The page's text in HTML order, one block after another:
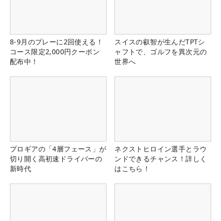
8-9月のプレーに2回使える！
コース限定2,000円クーポン
配布中！
スイスの叡智が生んだTPTシ
ャフトで、ゴルフを異次元の
世界へ
プロギアの「4層フェース」が
切り開く高初速ドライバーの
新時代
ネクストヒロイン選手とラウ
ンドできるチャンス！詳しく
はこちら！